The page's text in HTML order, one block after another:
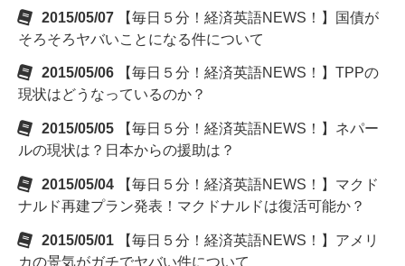
2015/05/07
【毎日５分！経済英語NEWS！】国債が
そろそろヤバいことになる件について
2015/05/06
【毎日５分！経済英語NEWS！】TPPの
現状はどうなっているのか？
2015/05/05
【毎日５分！経済英語NEWS！】ネパー
ルの現状は？日本からの援助は？
2015/05/04
【毎日５分！経済英語NEWS！】マクド
ナルド再建プラン発表！マクドナルドは復活可能か？
2015/05/01
【毎日５分！経済英語NEWS！】アメリ
カの景気がガチでヤバい件について